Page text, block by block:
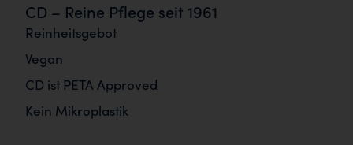
CD – Reine Pflege seit 1961
Reinheitsgebot
Vegan
CD ist PETA Approved
Kein Mikroplastik